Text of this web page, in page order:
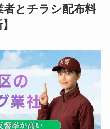
とチラシ配布料